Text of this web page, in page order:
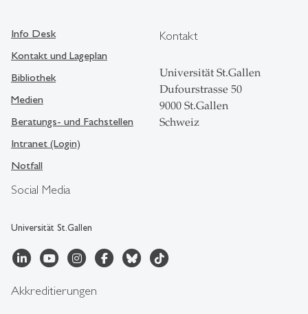
Social Media
Universität St.Gallen
Info Desk
Kontakt und Lageplan
Bibliothek
Medien
Beratungs- und Fachstellen
Intranet (Login)
Notfall
Kontakt
Universität St.Gallen
Dufourstrasse 50
9000 St.Gallen
Schweiz
Akkreditierungen